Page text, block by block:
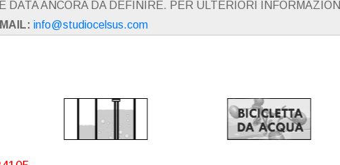
DATA ANCORA DA DEFINIRE. PER ULTERIORI INFORMAZIONI
info@studiocelsus.com